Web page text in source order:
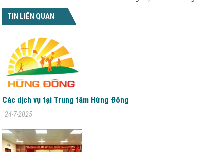
TIN LIÊN QUAN
Các dịch vụ tại Trung tâm Hừng Đông
24-7-2025